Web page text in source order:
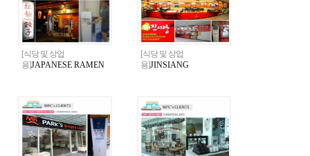
[식당 및 상업
용]JAPANESE RAMEN
[식당 및 상업
용]JINSIANG